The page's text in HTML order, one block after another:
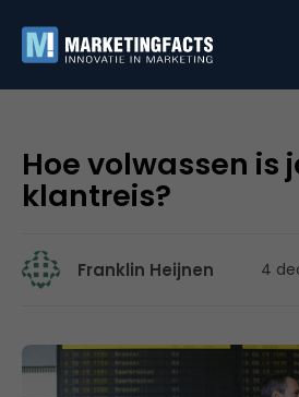
Hoe volwassen is
klantreis?
Franklin Heijnen 4